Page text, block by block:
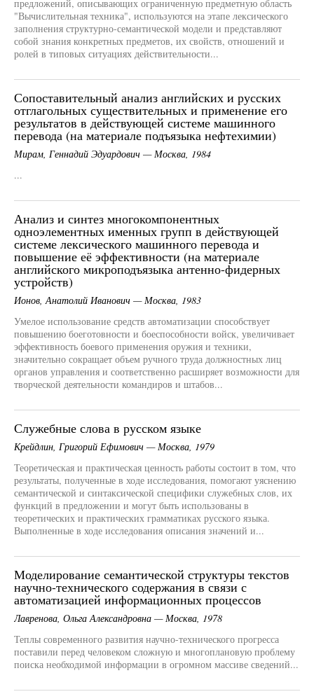
предложений, описывающих ограниченную предметную область
"Вычислительная техника", используются на этапе лексического
заполнения структурно-семантической модели и представляют
собой знания конкретных предметов, их свойств, отношений и
ролей в типовых ситуациях действительности...
Сопоставительный анализ английских и русских
отглагольных существительных и применение его
результатов в действующей системе машинного
перевода (на материале подъязыка нефтехимии)
Мирам, Геннадий Эдуардович — Москва, 1984
...
Анализ и синтез многокомпонентных
одноэлементных именных групп в действующей
системе лексического машинного перевода и
повышение её эффективности (на материале
английского микроподъязыка антенно-фидерных
устройств)
Ионов, Анатолий Иванович — Москва, 1983
Умелое использование средств автоматизации способствует
повышению боеготовности и боеспособности войск, увеличивает
эффективность боевого применения оружия и техники,
значительно сокращает объем ручного труда должностных лиц
органов управления и соответственно расширяет возможности для
творческой деятельности командиров и штабов...
Служебные слова в русском языке
Крейдлин, Григорий Ефимович — Москва, 1979
Теоретическая и практическая ценность работы состоит в том, что
результаты, полученные в ходе исследования, помогают уяснению
семантической и синтаксической специфики служебных слов, их
функций в предложении и могут быть использованы в
теоретических и практических грамматиках русского языка.
Выполненные в ходе исследования описания значений и...
Моделирование семантической структуры текстов
научно-технического содержания в связи с
автоматизацией информационных процессов
Лавренова, Ольга Александровна — Москва, 1978
Теплы современного развития научно-технического прогресса
поставили перед человеком сложную и многоплановую проблему
поиска необходимой информации в огромном массиве сведений...